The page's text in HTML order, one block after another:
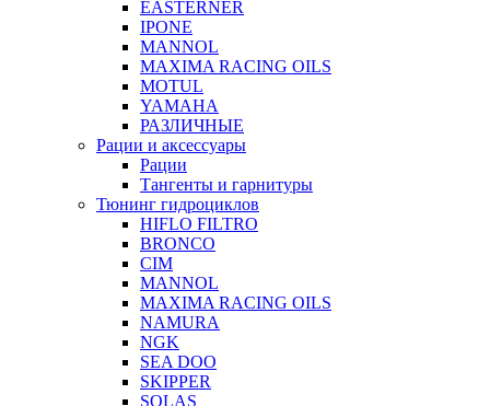
EASTERNER
IPONE
MANNOL
MAXIMA RACING OILS
MOTUL
YAMAHA
РАЗЛИЧНЫЕ
Рации и аксессуары
Рации
Тангенты и гарнитуры
Тюнинг гидроциклов
HIFLO FILTRO
BRONCO
CIM
MANNOL
MAXIMA RACING OILS
NAMURA
NGK
SEA DOO
SKIPPER
SOLAS